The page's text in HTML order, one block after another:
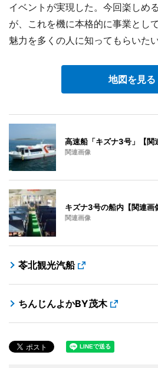
イベントが実現した。今回楽しめ
が、これを機に本格的に事業とし
魅力を多くの人に知ってもらいた
地図を見る
高速船「キズナ3号」【関
関連画像
キズナ3号の船内【関連画
関連画像
苓北観光汽船
ちんじんよかBY茂木